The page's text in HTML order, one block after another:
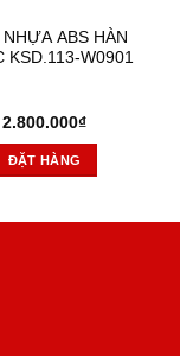
ABS HÀN
KSD.113-W0901
2.800.000₫
ĐẶT HÀNG